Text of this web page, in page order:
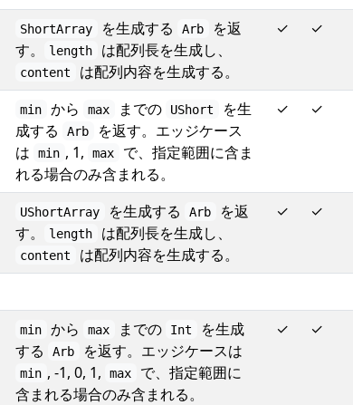
ShortArray を生成する Arb
を返
す。
length は配列長を生成し、
content は配列内容を生成する。
✓ ✓
min から max までの UShort
を生
成する
Arb
を返す。エッジケース
は
min , 1, max
で、指定範囲に含ま
れる場合のみ含まれる。
✓ ✓
UShortArray を生成する Arb
を返
す。
length は配列長を生成し、
content は配列内容を生成する。
✓ ✓
min から max までの Int
を生成
する
Arb を返す。エッジケースは
min , -1, 0, 1, max
で、指定範囲に
含まれる場合のみ含まれる。
✓ ✓